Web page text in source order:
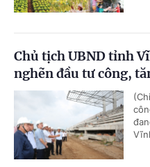
Chủ tịch UBND tỉnh
nghẽn đầu tư công,